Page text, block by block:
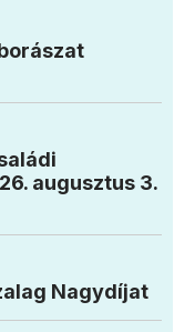
augusztus 3.
Nagydíjat